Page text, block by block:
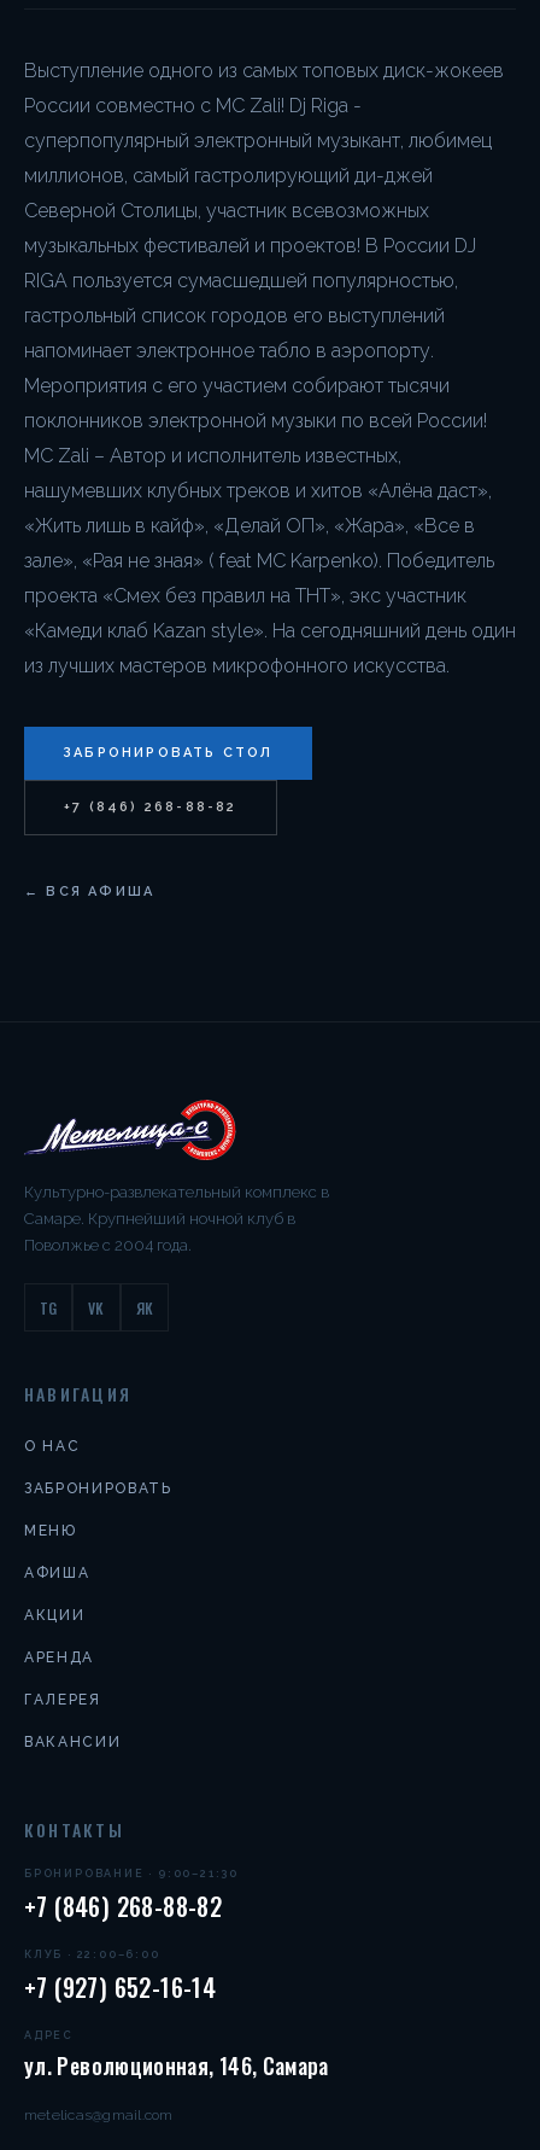
Выступление одного из самых топовых диск-жокеев
России совместно с MC Zali! Dj Riga -
cуперпопулярный электронный музыкант, любимец
миллионов, самый гастролирующий ди-джей
Северной Столицы, участник всевозможных
музыкальных фестивалей и проектов! В России DJ
RIGA пользуется сумасшедшей популярностью,
гастрольный список городов его выступлений
напоминает электронное табло в аэропорту.
Мероприятия с его участием собирают тысячи
поклонников электронной музыки по всей России!
MC Zali – Автор и исполнитель известных,
нашумевших клубных треков и хитов «Алёна даст»,
«Жить лишь в кайф», «Делай ОП», «Жара», «Все в
зале», «Рая не зная» ( feat MC Karpenko). Победитель
проекта «Смех без правил на ТНТ», экс участник
«Камеди клаб Kazan style». На сегодняшний день один
из лучших мастеров микрофонного искусства.
ЗАБРОНИРОВАТЬ СТОЛ
+7 (846) 268-88-82
← ВСЯ АФИША
Культурно-развлекательный комплекс в
Самаре. Крупнейший ночной клуб в
Поволжье с 2004 года.
TG VK ЯК
НАВИГАЦИЯ
О НАС
ЗАБРОНИРОВАТЬ
МЕНЮ
АФИША
АКЦИИ
АРЕНДА
ГАЛЕРЕЯ
ВАКАНСИИ
КОНТАКТЫ
БРОНИРОВАНИЕ · 9:00–21:30
+7 (846) 268-88-82
КЛУБ · 22:00–6:00
+7 (927) 652-16-14
АДРЕС
ул. Революционная, 146, Самара
metelicas@gmail.com